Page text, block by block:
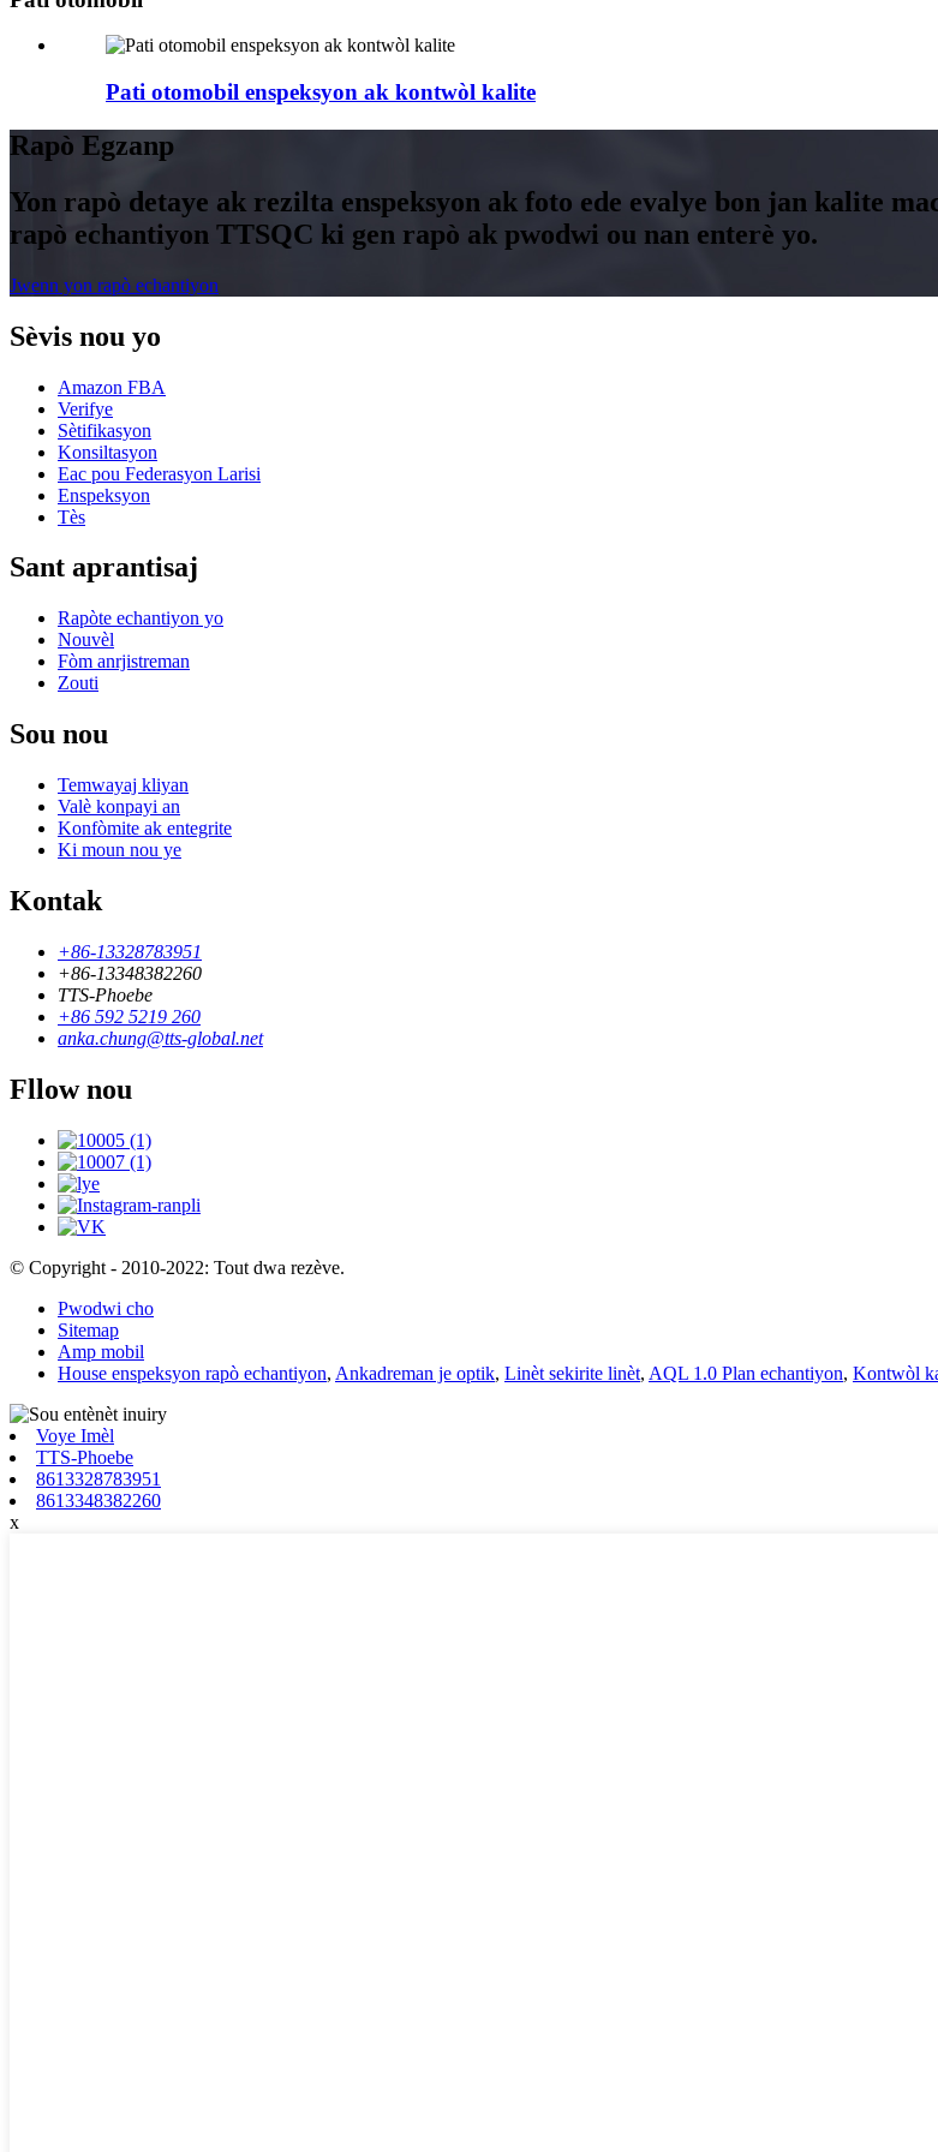
Pati otomobil enspeksyon ak kontwòl kalite
Rapò Egzanp
Yon rapò detaye ak rezilta enspeksyon ak foto ede evalye bon jan kalite
rapò echantiyon TTSQC ki gen rapò ak pwodwi ou nan enterè yo.
Jwenn yon rapò echantiyon
Sèvis nou yo
Amazon FBA
Verifye
Sètifikasyon
Konsiltasyon
Eac pou Federasyon Larisi
Enspeksyon
Tès
Sant aprantisaj
Rapòte echantiyon yo
Nouvèl
Fòm anrjistreman
Zouti
Sou nou
Temwayaj kliyan
Valè konpayi an
Konfòmite ak entegrite
Ki moun nou ye
Kontak
+86-13328783951
+86-13348382260
TTS-Phoebe
+86 592 5219 260
anka.chung@tts-global.net
Fllow nou
© Copyright - 2010-2022: Tout dwa rezève.
Pwodwi cho
Sitemap
Amp mobil
House enspeksyon rapò echantiyon, Ankadreman je optik, Linèt sekirite linèt, AQL 1.0 Plan echantiyon, Kontwòl
Voye Imèl
TTS-Phoebe
8613328783951
8613348382260
x